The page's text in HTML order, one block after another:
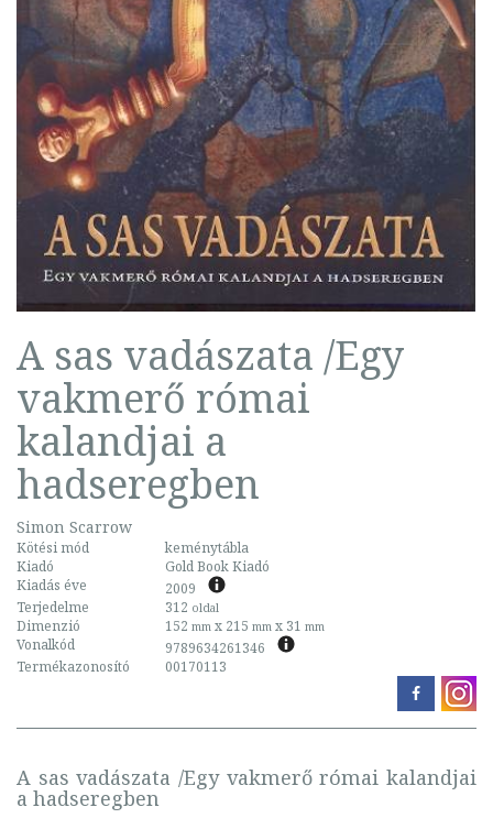
A sas vadászata /Egy
vakmerő római
kalandjai a
hadseregben
Simon Scarrow
Kötési mód
keménytábla
Kiadó
Gold Book Kiadó
Kiadás éve
2009
Terjedelme
312 oldal
Dimenzió 152 mm x 215 mm x 31 mm
Vonalkód
9789634261346
Termékazonosító
00170113
A sas vadászata /Egy vakmerő római kalandjai
a hadseregben